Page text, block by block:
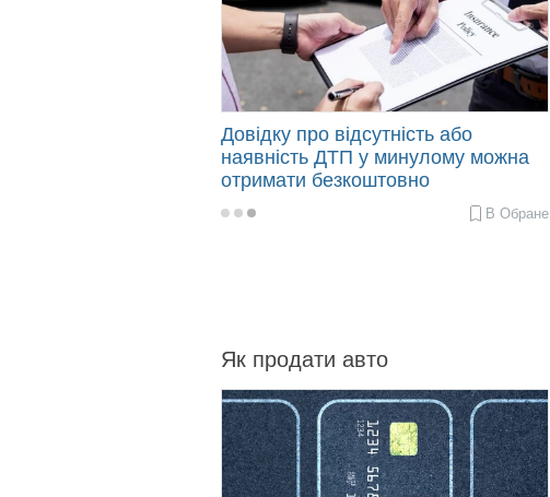
Довідку про відсутність або
наявність ДТП у минулому можна
отримати безкоштовно
2024-
В Обране
Як продати авто